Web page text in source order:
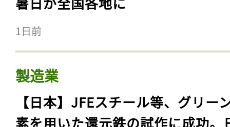
1日前
製造業
【日本】JFEスチール等、グリー
素を用いた還元鉄の試作に成功。